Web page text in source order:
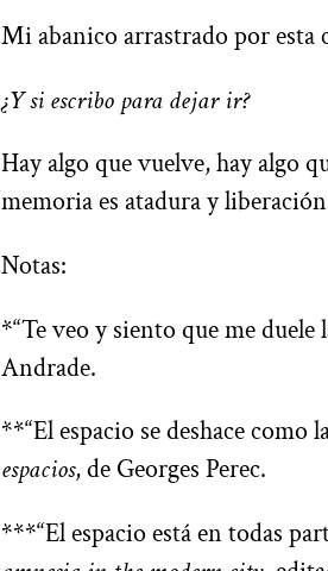
Mi abanico arrastrado por esta
¿Y si escribo para dejar ir?
Hay algo que vuelve, hay algo
memoria es atadura y
Notas:
*“Te veo y siento que me duele
Andrade.
**“El espacio se deshace como
espacios, de Georges Perec.
***“El espacio está en todas